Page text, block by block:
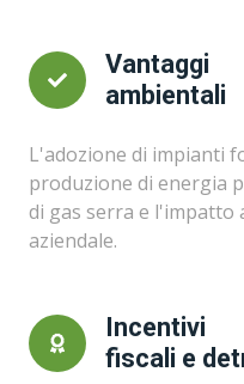
Vantaggi
ambientali
L'adozione di impianti
produzione di energia
di gas serra e l'impatto
aziendale.
Incentivi
fiscali e